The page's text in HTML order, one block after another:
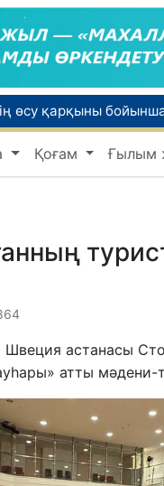
жүк пойызы
сәби дүниеге келді?
Қоғам Ғылым
Швеция астанасы
атты